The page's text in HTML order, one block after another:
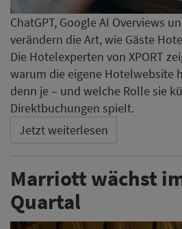
ChatGPT, Google AI Overviews
verändern die Art, wie Gäste
Die Hotelexperten von XPORT
warum die eigene Hotelwebsite
denn je – und welche Rolle sie
Direktbuchungen spielt.
Jetzt weiterlesen
Marriott wächst
Quartal